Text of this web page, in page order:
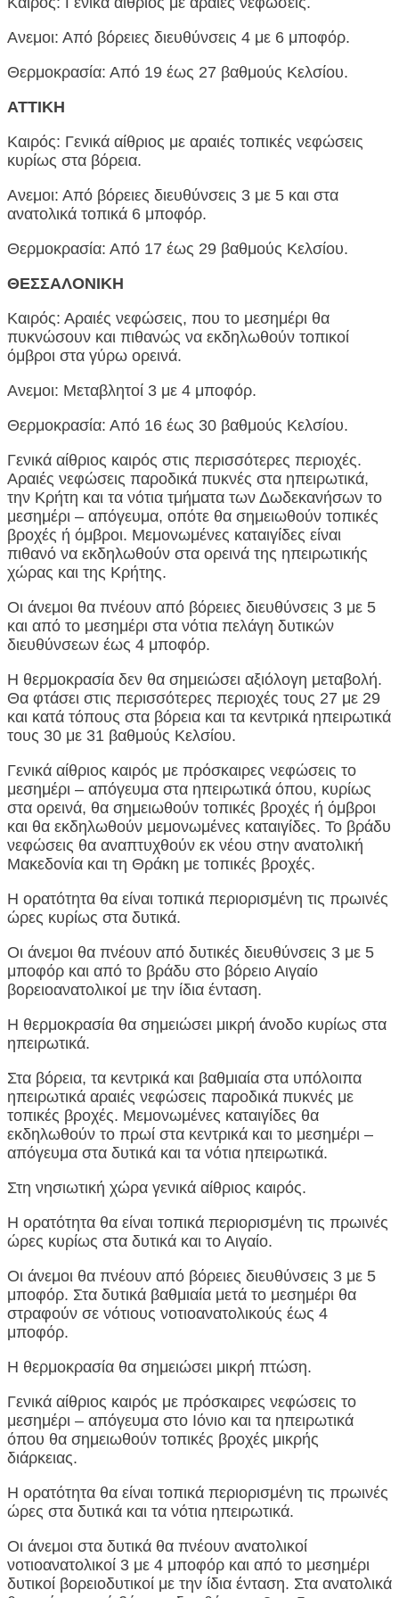
Ανεμοι: Από βόρειες διευθύνσεις 4 με 6 μποφόρ.
Θερμοκρασία: Από 19 έως 27 βαθμούς Κελσίου.
ΑΤΤΙΚΗ
Καιρός: Γενικά αίθριος με αραιές τοπικές νεφώσεις
κυρίως στα βόρεια.
Ανεμοι: Από βόρειες διευθύνσεις 3 με 5 και στα
ανατολικά τοπικά 6 μποφόρ.
Θερμοκρασία: Από 17 έως 29 βαθμούς Κελσίου.
ΘΕΣΣΑΛΟΝΙΚΗ
Καιρός: Αραιές νεφώσεις, που το μεσημέρι θα
πυκνώσουν και πιθανώς να εκδηλωθούν τοπικοί
όμβροι στα γύρω ορεινά.
Ανεμοι: Μεταβλητοί 3 με 4 μποφόρ.
Θερμοκρασία: Από 16 έως 30 βαθμούς Κελσίου.
Γενικά αίθριος καιρός στις περισσότερες περιοχές.
Αραιές νεφώσεις παροδικά πυκνές στα ηπειρωτικά,
την Κρήτη και τα νότια τμήματα των Δωδεκανήσων το
μεσημέρι – απόγευμα, οπότε θα σημειωθούν τοπικές
βροχές ή όμβροι. Μεμονωμένες καταιγίδες είναι
πιθανό να εκδηλωθούν στα ορεινά της ηπειρωτικής
χώρας και της Κρήτης.
Οι άνεμοι θα πνέουν από βόρειες διευθύνσεις 3 με 5
και από το μεσημέρι στα νότια πελάγη δυτικών
διευθύνσεων έως 4 μποφόρ.
Η θερμοκρασία δεν θα σημειώσει αξιόλογη μεταβολή.
Θα φτάσει στις περισσότερες περιοχές τους 27 με 29
και κατά τόπους στα βόρεια και τα κεντρικά ηπειρωτικά
τους 30 με 31 βαθμούς Κελσίου.
Γενικά αίθριος καιρός με πρόσκαιρες νεφώσεις το
μεσημέρι – απόγευμα στα ηπειρωτικά όπου, κυρίως
στα ορεινά, θα σημειωθούν τοπικές βροχές ή όμβροι
και θα εκδηλωθούν μεμονωμένες καταιγίδες. Το βράδυ
νεφώσεις θα αναπτυχθούν εκ νέου στην ανατολική
Μακεδονία και τη Θράκη με τοπικές βροχές.
Η ορατότητα θα είναι τοπικά περιορισμένη τις πρωινές
ώρες κυρίως στα δυτικά.
Οι άνεμοι θα πνέουν από δυτικές διευθύνσεις 3 με 5
μποφόρ και από το βράδυ στο βόρειο Αιγαίο
βορειοανατολικοί με την ίδια ένταση.
Η θερμοκρασία θα σημειώσει μικρή άνοδο κυρίως στα
ηπειρωτικά.
Στα βόρεια, τα κεντρικά και βαθμιαία στα υπόλοιπα
ηπειρωτικά αραιές νεφώσεις παροδικά πυκνές με
τοπικές βροχές. Μεμονωμένες καταιγίδες θα
εκδηλωθούν το πρωί στα κεντρικά και το μεσημέρι –
απόγευμα στα δυτικά και τα νότια ηπειρωτικά.
Στη νησιωτική χώρα γενικά αίθριος καιρός.
Η ορατότητα θα είναι τοπικά περιορισμένη τις πρωινές
ώρες κυρίως στα δυτικά και το Αιγαίο.
Οι άνεμοι θα πνέουν από βόρειες διευθύνσεις 3 με 5
μποφόρ. Στα δυτικά βαθμιαία μετά το μεσημέρι θα
στραφούν σε νότιους νοτιοανατολικούς έως 4
μποφόρ.
Η θερμοκρασία θα σημειώσει μικρή πτώση.
Γενικά αίθριος καιρός με πρόσκαιρες νεφώσεις το
μεσημέρι – απόγευμα στο Ιόνιο και τα ηπειρωτικά
όπου θα σημειωθούν τοπικές βροχές μικρής
διάρκειας.
Η ορατότητα θα είναι τοπικά περιορισμένη τις πρωινές
ώρες στα δυτικά και τα νότια ηπειρωτικά.
Οι άνεμοι στα δυτικά θα πνέουν ανατολικοί
νοτιοανατολικοί 3 με 4 μποφόρ και από το μεσημέρι
δυτικοί βορειοδυτικοί με την ίδια ένταση. Στα ανατολικά